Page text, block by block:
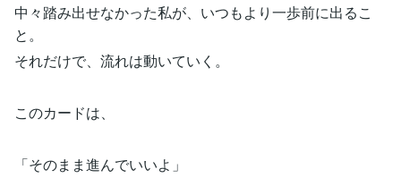
中々踏み出せなかった私が、いつもより一歩前に出るこ
と。
それだけで、流れは動いていく。
このカードは、
「そのまま進んでいいよ」